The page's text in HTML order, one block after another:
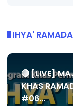
IHYA'
🔴 [LIVE]
KHAS
#06...